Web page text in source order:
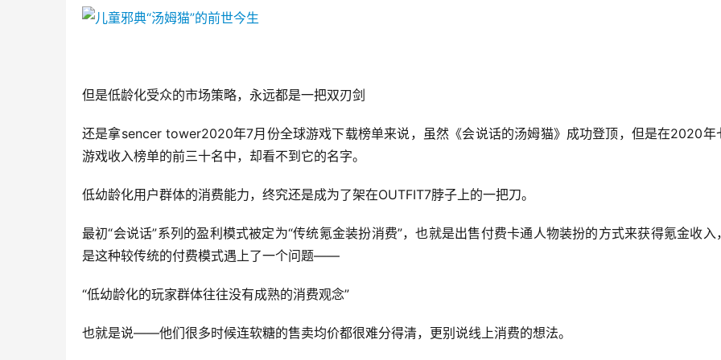
但是低龄化受众的市场策略，永远都是一把双刃剑
还是拿sencer tower2020年7月份全球游戏下载榜单来说，虽然《会说话的汤姆猫》成功登顶，但是在2020年
游戏收入榜单的前三十名中，却看不到它的名字。
低幼龄化用户群体的消费能力，终究还是成为了架在OUTFIT7脖子上的一把刀。
最初“会说话”系列的盈利模式被定为“传统氪金装扮消费”，也就是出售付费卡通人物装扮的方式来获得氪金收入
是这种较传统的付费模式遇上了一个问题——
“低幼龄化的玩家群体往往没有成熟的消费观念”
也就是说——他们很多时候连软糖的售卖均价都很难分得清，更别说线上消费的想法。